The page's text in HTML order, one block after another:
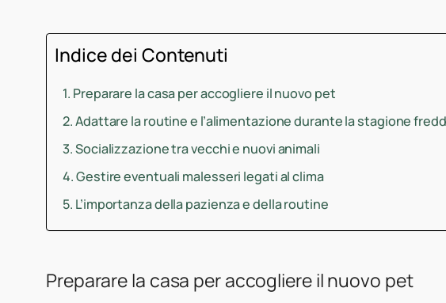
Indice dei Contenuti
Preparare la casa per accogliere il nuovo pet
Adattare la routine e l’alimentazione durante la stagione
Socializzazione tra vecchi e nuovi animali
Gestire eventuali malesseri legati al clima
L’importanza della pazienza e della routine
Preparare la casa per accogliere il nuovo pet